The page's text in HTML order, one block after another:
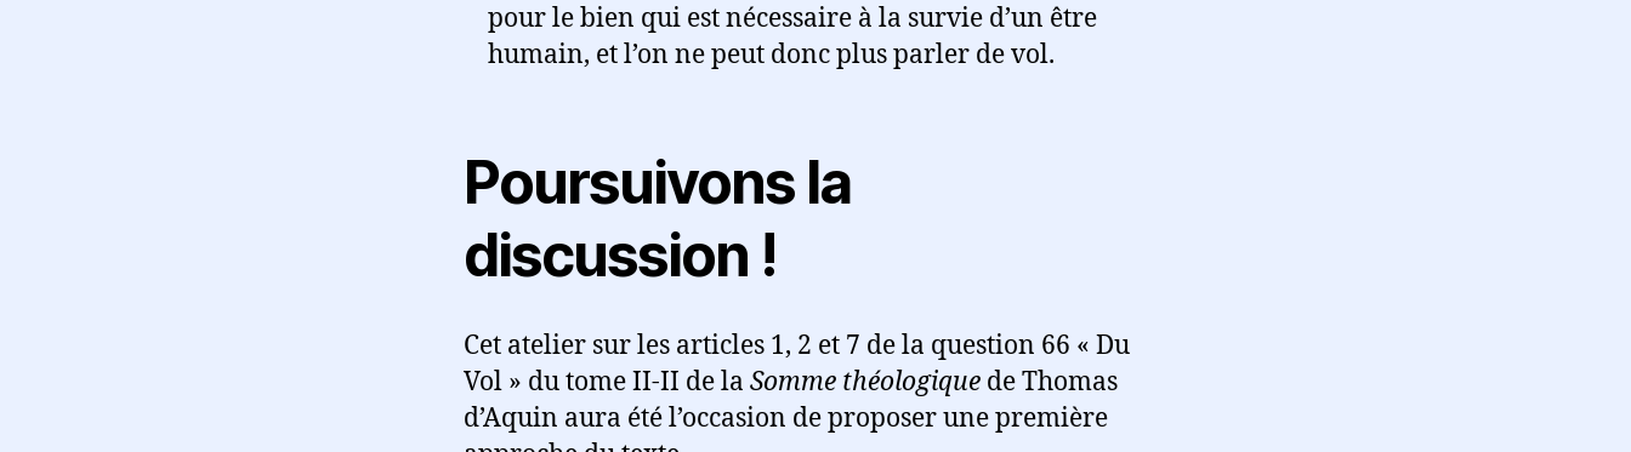
pour le bien qui est nécessaire à la survie d’un être
humain, et l’on ne peut donc plus parler de vol.
Poursuivons la
discussion !
Cet atelier sur les articles 1, 2 et 7 de la question 66 « Du
Vol » du tome II-II de la Somme théologique de Thomas
d’Aquin aura été l’occasion de proposer une première